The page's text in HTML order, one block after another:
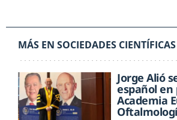
MÁS EN SOCIEDADES CIENTÍFICAS
Jorge Alió
español en
Academia